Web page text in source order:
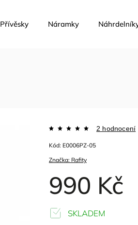
Přívěsky Náramky
Značka: Rafity
2 hodnocení
990 Kč
Kód: E0006PZ-05
SKLADEM